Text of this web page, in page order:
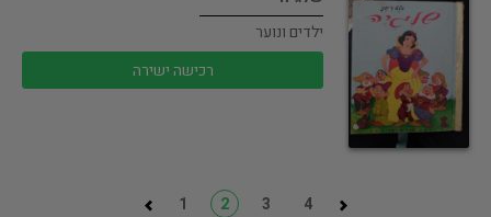
ילדים ונוער
רכישה ישירה
1 2 3 4